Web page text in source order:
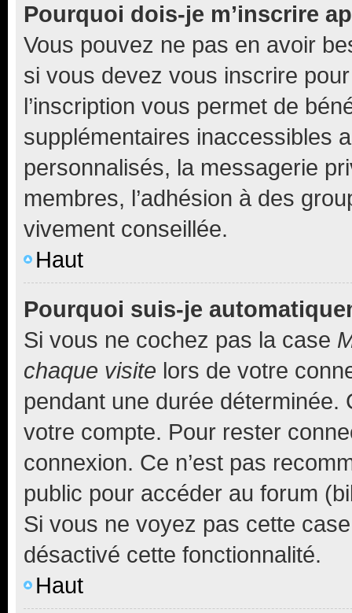
Pourquoi dois-je m’inscrire
Vous pouvez ne pas en avoir
si vous devez vous inscrire
l’inscription vous permet de
supplémentaires inaccessibles
personnalisés, la messagerie
membres, l’adhésion à des
vivement conseillée.
Haut
Pourquoi suis-je
Si vous ne cochez pas la case
chaque visite lors de votre
pendant une durée déterminée.
votre compte. Pour rester
connexion. Ce n’est pas
public pour accéder au forum
Si vous ne voyez pas cette
désactivé cette fonctionnalité.
Haut